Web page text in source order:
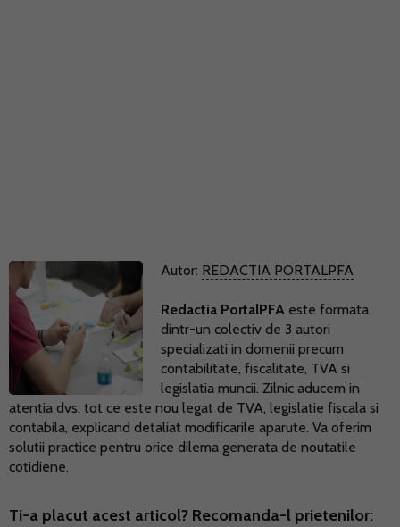
Autor: REDACTIA PORTALPFA
Redactia PortalPFA este formata
dintr-un colectiv de 3 autori
specializati in domenii precum
contabilitate, fiscalitate, TVA si
legislatia muncii. Zilnic aducem in
atentia dvs. tot ce este nou legat de TVA, legislatie fiscala si
contabila, explicand detaliat modificarile aparute. Va oferim
solutii practice pentru orice dilema generata de noutatile
cotidiene.
Ti-a placut acest articol? Recomanda-l prietenilor: